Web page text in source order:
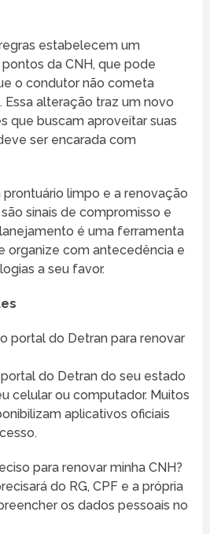
estabelecem um
da CNH, que pode
o condutor não cometa
Essa alteração traz um novo
que buscam aproveitar suas
ser encarada com
limpo e a renovação
sinais de compromisso e
é uma ferramenta
organize com antecedência e
a seu favor.
portal do Detran para renovar
do Detran do seu estado
celular ou computador. Muitos
aplicativos oficiais
para renovar minha CNH?
do RG, CPF e a própria
os dados pessoais no